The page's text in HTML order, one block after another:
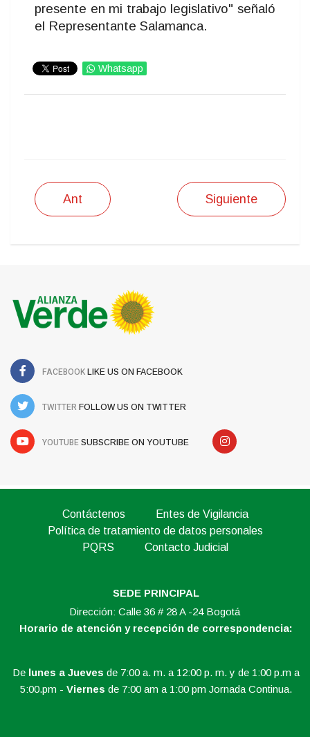
presente en mi trabajo legislativo" señaló
el Representante Salamanca.
Whatsapp
Ant Siguiente
FACEBOOK LIKE US ON FACEBOOK
TWITTER FOLLOW US ON TWITTER
YOUTUBE SUBSCRIBE ON YOUTUBE
Contáctenos
Entes de Vigilancia
Política de tratamiento de datos personales
PQRS
Contacto Judicial
SEDE PRINCIPAL
Dirección: Calle 36 # 28 A -24 Bogotá
Horario de atención y recepción de correspondencia:
De lunes a Jueves de 7:00 a. m. a 12:00 p. m. y de 1:00 p.m a
5:00.pm - Viernes de 7:00 am a 1:00 pm Jornada Continua.